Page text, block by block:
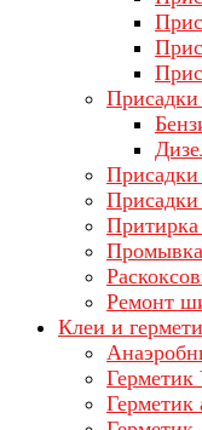
Притирка
Ремонт
Клеи и
Герметик